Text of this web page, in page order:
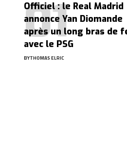
Officiel : le Real Madrid
annonce Yan Diomande
après un long bras de
avec le PSG
BYTHOMAS ELRIC